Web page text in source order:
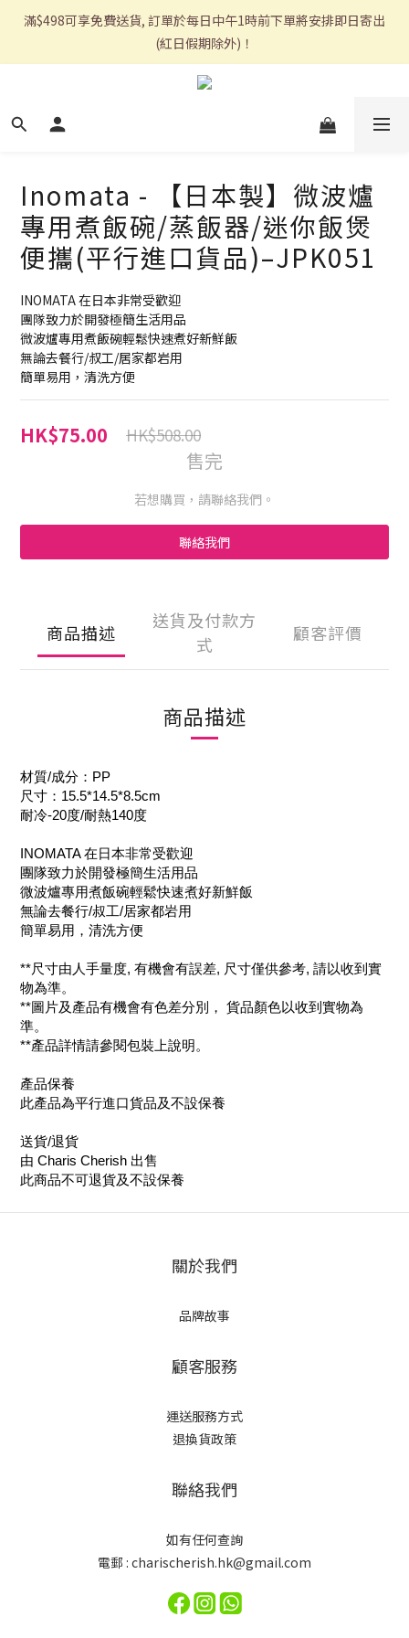
滿$498可享免費送貨, 訂單於每日中午1時前下單將安排即日寄出
(紅日假期除外)！
Inomata - 【日本製】微波爐
專用煮飯碗/蒸飯器/迷你飯煲
便攜(平行進口貨品)–JPK051
INOMATA 在日本非常受歡迎
團隊致力於開發極簡生活用品
微波爐專用煮飯碗輕鬆快速煮好新鮮飯
無論去餐行/叔工/居家都岩用
簡單易用，清洗方便
HK$75.00 HK$508.00
售完
若想購買，請聯絡我們。
聯絡我們
商品描述
送貨及付款方
式
顧客評價
商品描述
材質/成分：PP
尺寸：15.5*14.5*8.5cm
耐冷-20度/耐熱140度
INOMATA 在日本非常受歡迎
團隊致力於開發極簡生活用品
微波爐專用煮飯碗輕鬆快速煮好新鮮飯
無論去餐行/叔工/居家都岩用
簡單易用，清洗方便
**尺寸由人手量度, 有機會有誤差, 尺寸僅供參考, 請以收到實
物為準。
**圖片及產品有機會有色差分別， 貨品顏色以收到實物為
準。
**產品詳情請參閱包裝上說明。
產品保養
此產品為平行進口貨品及不設保養
送貨/退貨
由 Charis Cherish 出售
此商品不可退貨及不設保養
關於我們
品牌故事
顧客服務
運送服務方式
退換貨政策
聯絡我們
如有任何查詢
電郵 : charischerish.hk@gmail.com